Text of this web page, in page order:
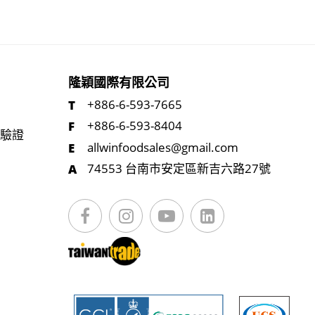
證
隆穎國際有限公司
+886-6-593-7665
+886-6-593-8404
allwinfoodsales@gmail.com
74553 台南市安定區新吉六路27號